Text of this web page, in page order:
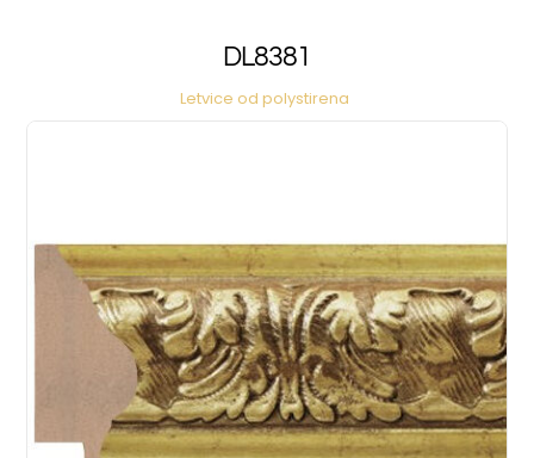
DL8381
Letvice od polystirena